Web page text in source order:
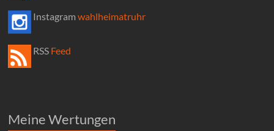
Instagramwahlheimatruhr
RSS Feed
Meine Wertungen